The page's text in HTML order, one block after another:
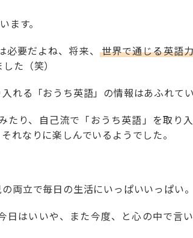
ます。
要だよね、将来、
世界で通じる英語
た（笑）
れる「おうち英語」の情報はあふれてい
り、自己流で「おうち英語」を取り
れなりに楽しんでいるようでした。
両立で毎日の生活にいっぱいいっぱい。
日はいいや、また今度、と心の中で言